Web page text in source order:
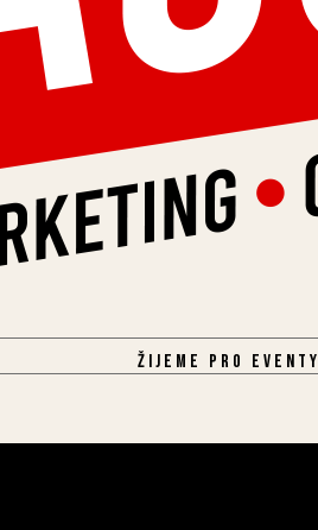
Žijeme pro eventy